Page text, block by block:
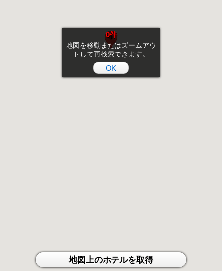
0件
地図を移動またはズームアウ
トして再検索できます。
OK
地図上のホテルを取得